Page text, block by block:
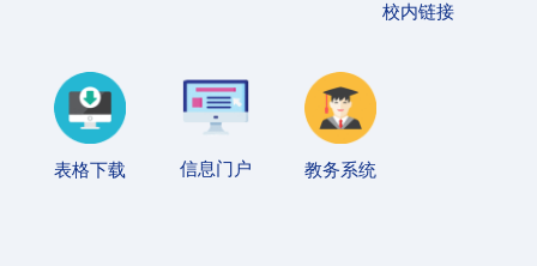
校内链接
表格下载 信息门户 教务系统